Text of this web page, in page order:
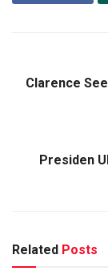
Clarence
Presiden
Related Posts